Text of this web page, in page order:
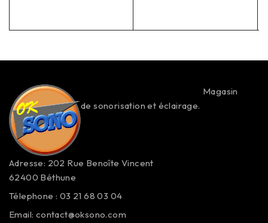
Magasin
de sonorisation et éclairage.
Adresse: 202 Rue Benoîte Vincent
62400 Béthune
Télephone : 03 21 68 03 04
Email: contact@oksono.com